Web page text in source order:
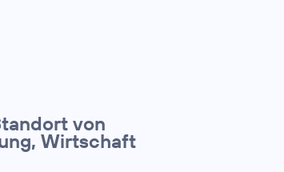
von
Wirtschaft